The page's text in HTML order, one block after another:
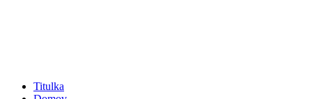
Titulka